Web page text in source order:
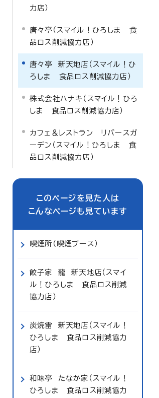
力店）
唐々亭（スマイル！ひろしま 食
品ロス削減協力店）
唐々亭 新天地店（スマイル！ひ
ろしま 食品ロス削減協力店）
株式会社ハナキ（スマイル！ひろ
しま 食品ロス削減協力店）
カフェ＆レストラン リバースガ
ーデン（スマイル！ひろしま 食
品ロス削減協力店）
このページを見た人は
こんなページも見ています
喫煙所（喫煙ブース）
餃子家 龍 新天地店（スマイ
ル！ひろしま 食品ロス削減
協力店）
炭焼雷 新天地店（スマイル！
ひろしま 食品ロス削減協力
店）
和味亭 たなか家（スマイル！
ひろしま 食品ロス削減協力